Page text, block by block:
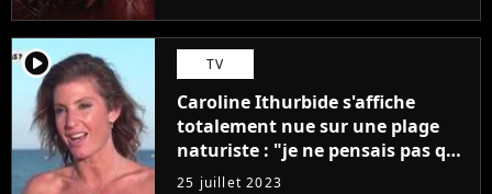
player2 TV
Caroline Ithurbide s'affiche
totalement nue sur une plage
naturiste : "je ne pensais pas que
j'arriverais à le faire..."
25 juillet 2023